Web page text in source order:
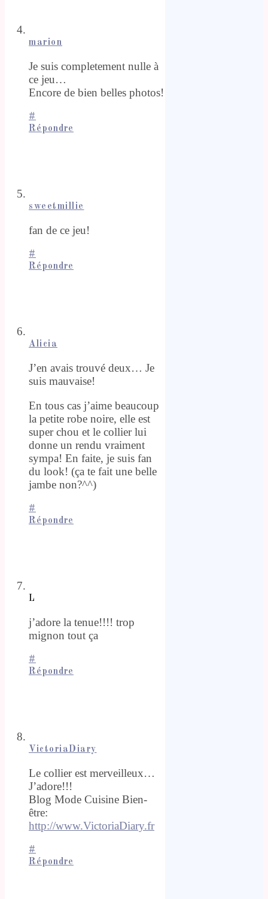
marion
Je suis completement nulle à
ce jeu…
Encore de bien belles photos!
#
Répondre
sweetmillie
fan de ce jeu!
#
Répondre
Alicia
J’en avais trouvé deux… Je
suis mauvaise!
En tous cas j’aime beaucoup
la petite robe noire, elle est
super chou et le collier lui
donne un rendu vraiment
sympa! En faite, je suis fan
du look! (ça te fait une belle
jambe non?^^)
#
Répondre
L
j’adore la tenue!!!! trop
mignon tout ça
#
Répondre
VictoriaDiary
Le collier est merveilleux…
J’adore!!!
Blog Mode Cuisine Bien-
être:
http://www.VictoriaDiary.fr
#
Répondre